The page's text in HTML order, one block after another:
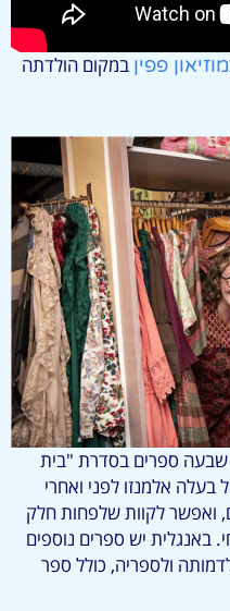
מוזיאון פפין במקום הולדתה
שבעה ספרים בסדרת "בית
אלמנזו לפני ואחרי
ואפשר לקוות שלפחות חלק
באנגלית יש ספרים נוספים
ולספריה, כולל ספר